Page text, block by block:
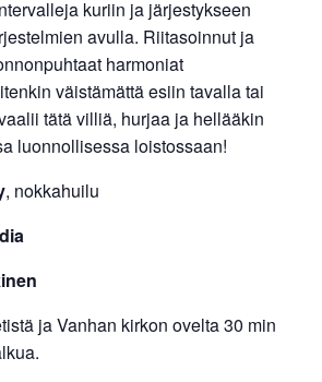
kuriin ja järjestykseen
avulla. Riitasoinnut ja
harmoniat
väistämättä esiin tavalla tai
tätä villiä, hurjaa ja hellääkin
luonnollisessa loistossaan!
, nokkahuilu
ja Vanhan kirkon ovelta 30 min